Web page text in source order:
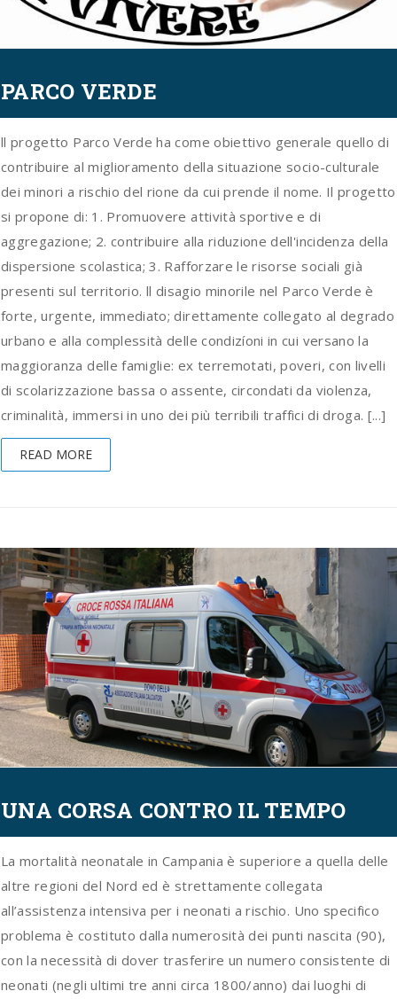
PARCO VERDE
ll progetto Parco Verde ha come obiettivo generale quello di
contribuire al miglioramento della situazione socio-culturale
dei minori a rischio del rione da cui prende il nome. Il progetto
si propone di: 1. Promuovere attività sportive e di
aggregazione; 2. contribuire alla riduzione dell'incidenza della
dispersione scolastica; 3. Rafforzare le risorse sociali già
presenti sul territorio. ll disagio minorile nel Parco Verde è
forte, urgente, immediato; direttamente collegato al degrado
urbano e alla complessità delle condizíoni in cui versano la
maggioranza delle famiglie: ex terremotati, poveri, con livelli
di scolarizzazione bassa o assente, circondati da violenza,
criminalità, immersi in uno dei più terribili traffici di droga. [...]
READ MORE
UNA CORSA CONTRO IL TEMPO
La mortalità neonatale in Campania è superiore a quella delle
altre regioni del Nord ed è strettamente collegata
all’assistenza intensiva per i neonati a rischio. Uno specifico
problema è costituto dalla numerosità dei punti nascita (90),
con la necessità di dover trasferire un numero consistente di
neonati (negli ultimi tre anni circa 1800/anno) dai luoghi di